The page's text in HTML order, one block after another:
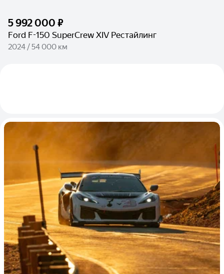
5 992 000 ₽
Ford F-150 SuperCrew XIV Рестайлинг
2024 / 54 000 км